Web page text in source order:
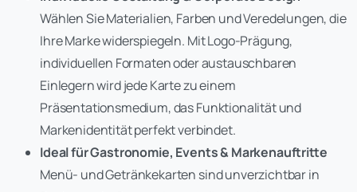
Wählen Sie Materialien, Farben und Veredelungen, die
Ihre Marke widerspiegeln. Mit Logo-Prägung,
individuellen Formaten oder austauschbaren
Einlegern wird jede Karte zu einem
Präsentationsmedium, das Funktionalität und
Markenidentität perfekt verbindet.
Ideal für Gastronomie, Events & Markenauftritte
Menü- und Getränkekarten sind unverzichtbar in